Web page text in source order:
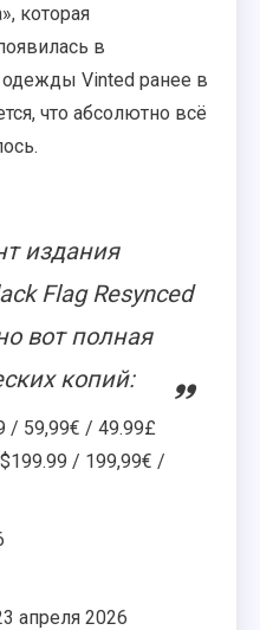
которая
в
Vinted ранее в
что абсолютно всё
издания
Flag Resynced
вот полная
копий:
/ 59,99€ / 49.99£
/ 199,99€ /
апреля 2026